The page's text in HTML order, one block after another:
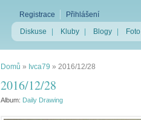
Registrace
Přihlášení
Diskuse
Kluby Blogy Foto
Domů » Ivca79 » 2016/12/28
2016/12/28
Album: Daily Drawing